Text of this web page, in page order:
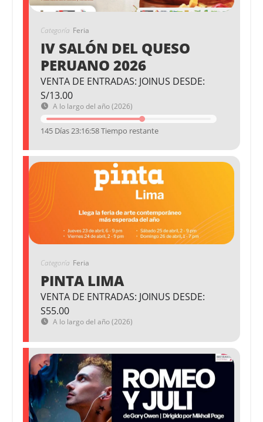
Categoría Feria
IV SALÓN DEL QUESO
PERUANO 2026
VENTA DE ENTRADAS: JOINUS DESDE:
S/13.00
A lo largo del año (2026)
145 Días 23:16:58 Tiempo restante
Categoría Feria
PINTA LIMA
VENTA DE ENTRADAS: JOINUS DESDE:
S55.00
A lo largo del año (2026)